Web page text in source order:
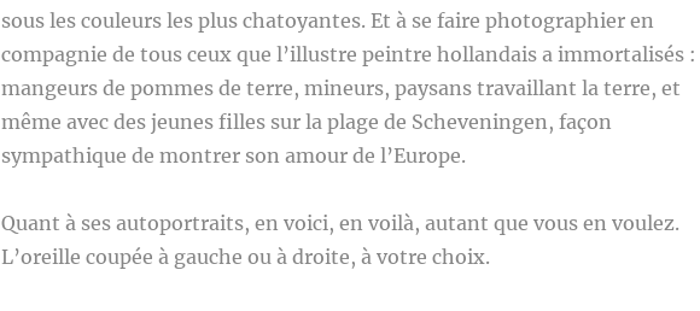
sous les couleurs les plus chatoyantes. Et à se faire photographier en
compagnie de tous ceux que l’illustre peintre hollandais a immortalisés :
mangeurs de pommes de terre, mineurs, paysans travaillant la terre, et
même avec des jeunes filles sur la plage de Scheveningen, façon
sympathique de montrer son amour de l’Europe.
Quant à ses autoportraits, en voici, en voilà, autant que vous en voulez.
L’oreille coupée à gauche ou à droite, à votre choix.